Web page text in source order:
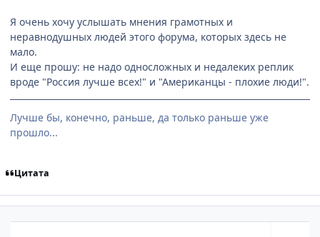
Я очень хочу услышать мнения грамотных и
неравнодушных людей этого форума, которых здесь не
мало.
И еще прошу: не надо односложных и недалеких реплик
вроде "Россия лучше всех!" и "Американцы - плохие люди!".
Лучше бы, конечно, раньше, да только раньше уже
прошло...
Цитата